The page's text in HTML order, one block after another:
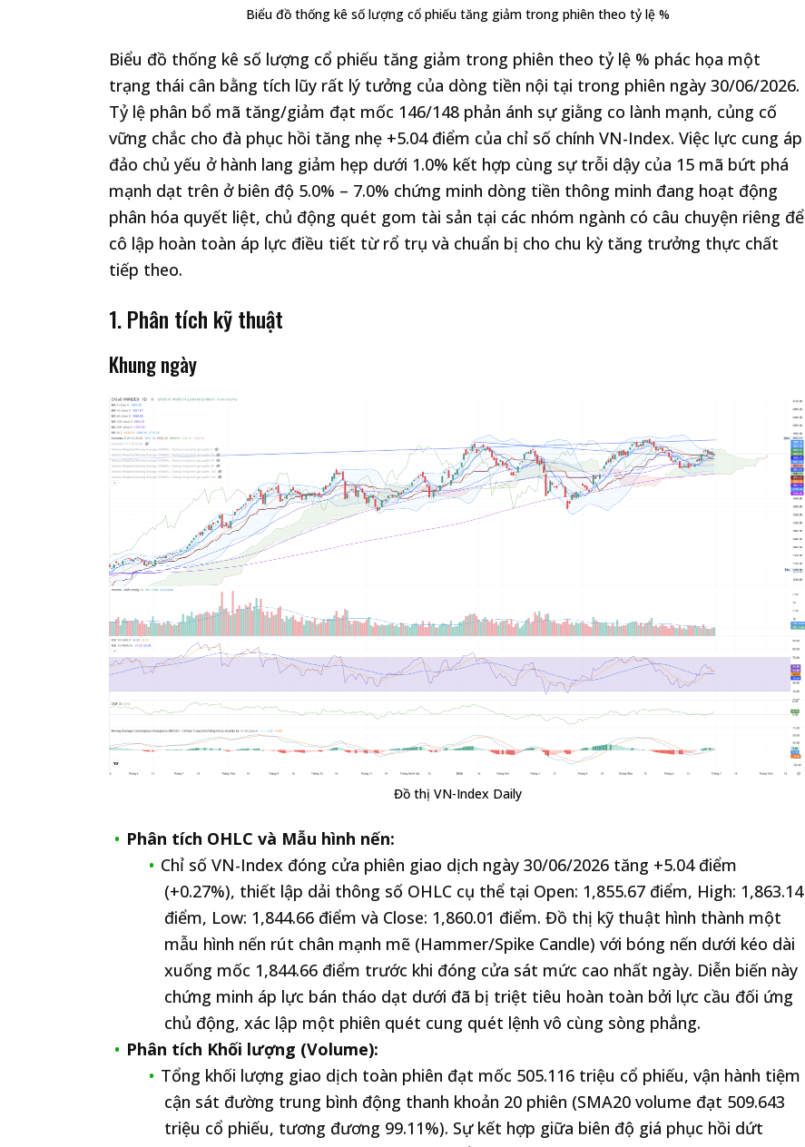
Biểu đồ thống kê số lượng cổ phiếu tăng giảm trong phiên theo tỷ lệ %
Biểu đồ thống kê số lượng cổ phiếu tăng giảm trong phiên theo tỷ lệ % phác họa một
trạng thái cân bằng tích lũy rất lý tưởng của dòng tiền nội tại trong phiên ngày 30/06/2026.
Tỷ lệ phân bổ mã tăng/giảm đạt mốc 146/148 phản ánh sự giằng co lành mạnh, củng cố
vững chắc cho đà phục hồi tăng nhẹ +5.04 điểm của chỉ số chính VN-Index. Việc lực cung áp
đảo chủ yếu ở hành lang giảm hẹp dưới 1.0% kết hợp cùng sự trỗi dậy của 15 mã bứt phá
mạnh dạt trên ở biên độ 5.0% – 7.0% chứng minh dòng tiền thông minh đang hoạt động
phân hóa quyết liệt, chủ động quét gom tài sản tại các nhóm ngành có câu chuyện riêng để
cô lập hoàn toàn áp lực điều tiết từ rổ trụ và chuẩn bị cho chu kỳ tăng trưởng thực chất
tiếp theo.
1. Phân tích kỹ thuật
Khung ngày
Đồ thị VN-Index Daily
Phân tích OHLC và Mẫu hình nến:
Chỉ số VN-Index đóng cửa phiên giao dịch ngày 30/06/2026 tăng +5.04 điểm
(+0.27%), thiết lập dải thông số OHLC cụ thể tại Open: 1,855.67 điểm, High: 1,863.14
điểm, Low: 1,844.66 điểm và Close: 1,860.01 điểm. Đồ thị kỹ thuật hình thành một
mẫu hình nến rút chân mạnh mẽ (Hammer/Spike Candle) với bóng nến dưới kéo dài
xuống mốc 1,844.66 điểm trước khi đóng cửa sát mức cao nhất ngày. Diễn biến này
chứng minh áp lực bán tháo dạt dưới đã bị triệt tiêu hoàn toàn bởi lực cầu đối ứng
chủ động, xác lập một phiên quét cung quét lệnh vô cùng sòng phẳng.
Phân tích Khối lượng (Volume):
Tổng khối lượng giao dịch toàn phiên đạt mốc 505.116 triệu cổ phiếu, vận hành tiệm
cận sát đường trung bình động thanh khoản 20 phiên (SMA20 volume đạt 509.643
triệu cổ phiếu, tương đương 99.11%). Sự kết hợp giữa biên độ giá phục hồi dứt